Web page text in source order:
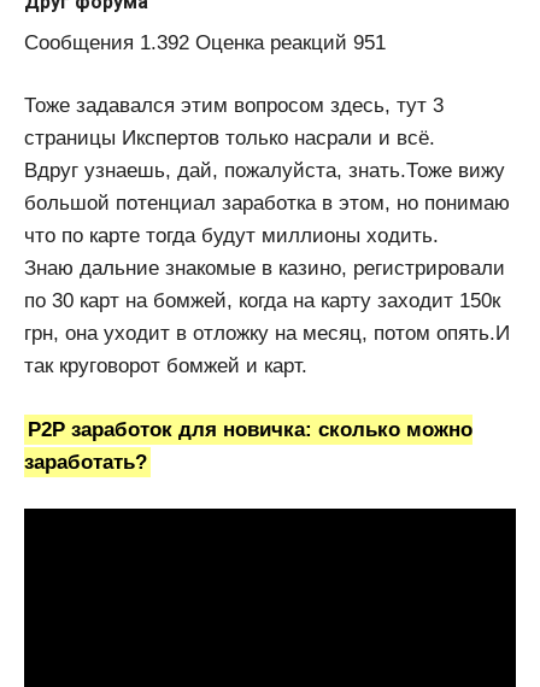
Сообщения 1.392 Оценка реакций 951
Тоже задавался этим вопросом здесь, тут 3
страницы Икспертов только насрали и всё.
Вдруг узнаешь, дай, пожалуйста, знать.Тоже вижу
большой потенциал заработка в этом, но понимаю
что по карте тогда будут миллионы ходить.
Знаю дальние знакомые в казино, регистрировали
по 30 карт на бомжей, когда на карту заходит 150к
грн, она уходит в отложку на месяц, потом опять.И
так круговорот бомжей и карт.
P2P заработок для новичка: сколько можно
заработать?